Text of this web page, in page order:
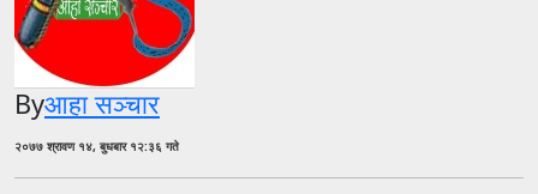
Byआहा सञ्चार
२०७७ श्रावण १४, बुधबार १२:३६ गते